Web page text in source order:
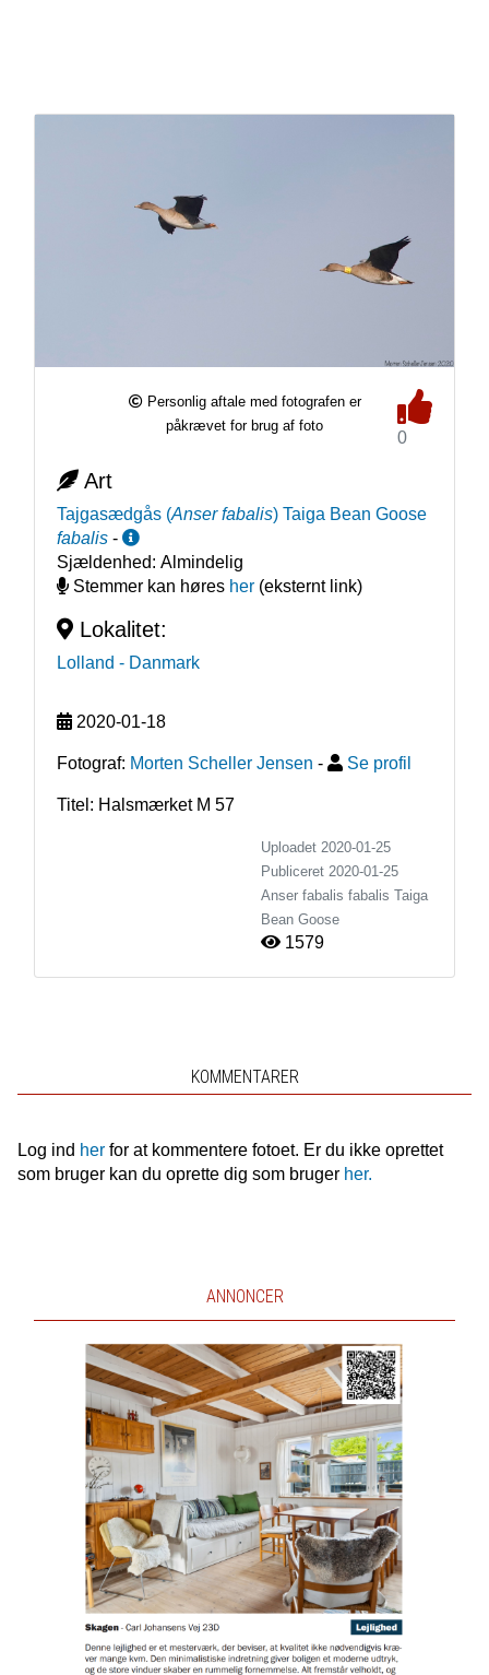
Personlig aftale med fotografen er
påkrævet for brug af foto
0
Art
Tajgasædgås (Anser fabalis) Taiga Bean Goose
fabalis -
Sjældenhed: Almindelig
Stemmer kan høres her(eksternt link)
Lokalitet:
Lolland - Danmark
2020-01-18
Fotograf: Morten Scheller Jensen - Se profil
Titel: Halsmærket M 57
Uploadet 2020-01-25
Publiceret 2020-01-25
Anser fabalis fabalis Taiga
Bean Goose
1579
KOMMENTARER
Log ind herfor at kommentere fotoet. Er du ikke oprettet
som bruger kan du oprette dig som bruger her.
ANNONCER